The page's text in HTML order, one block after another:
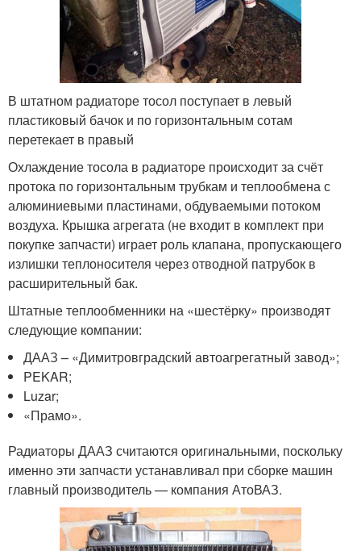
В штатном радиаторе тосол поступает в левый
пластиковый бачок и по горизонтальным сотам
перетекает в правый
Охлаждение тосола в радиаторе происходит за счёт
протока по горизонтальным трубкам и теплообмена с
алюминиевыми пластинами, обдуваемыми потоком
воздуха. Крышка агрегата (не входит в комплект при
покупке запчасти) играет роль клапана, пропускающего
излишки теплоносителя через отводной патрубок в
расширительный бак.
Штатные теплообменники на «шестёрку» производят
следующие компании:
ДААЗ – «Димитровградский автоагрегатный завод»;
PEKAR;
Luzar;
«Прамо».
Радиаторы ДААЗ считаются оригинальными, поскольку
именно эти запчасти устанавливал при сборке машин
главный производитель — компания АтоВАЗ.